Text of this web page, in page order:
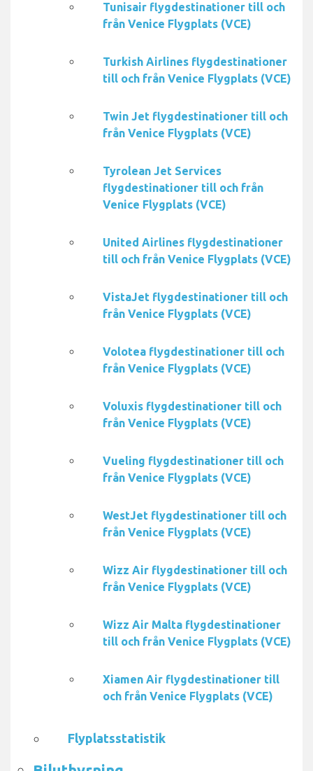
Tunisair flygdestinationer till och
från Venice Flygplats (VCE)
Turkish Airlines flygdestinationer
till och från Venice Flygplats (VCE)
Twin Jet flygdestinationer till och
från Venice Flygplats (VCE)
Tyrolean Jet Services
flygdestinationer till och från
Venice Flygplats (VCE)
United Airlines flygdestinationer
till och från Venice Flygplats (VCE)
VistaJet flygdestinationer till och
från Venice Flygplats (VCE)
Volotea flygdestinationer till och
från Venice Flygplats (VCE)
Voluxis flygdestinationer till och
från Venice Flygplats (VCE)
Vueling flygdestinationer till och
från Venice Flygplats (VCE)
WestJet flygdestinationer till och
från Venice Flygplats (VCE)
Wizz Air flygdestinationer till och
från Venice Flygplats (VCE)
Wizz Air Malta flygdestinationer
till och från Venice Flygplats (VCE)
Xiamen Air flygdestinationer till
och från Venice Flygplats (VCE)
Flyplatsstatistik